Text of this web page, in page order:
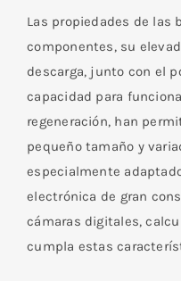
Las propiedades de las
componentes, su
descarga, junto con el
capacidad para
regeneración, han
pequeño tamaño y
especialmente
electrónica de gran
cámaras digitales,
cumpla estas